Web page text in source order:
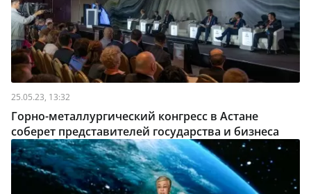
25.05.23, 13:32
Горно-металлургический конгресс в Астане
соберет представителей государства и бизнеса